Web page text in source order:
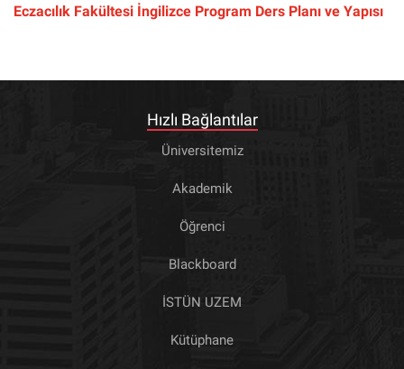
Eczacılık Fakültesi İngilizce Program Ders Planı ve Yapısı
Hızlı Bağlantılar
Üniversitemiz
Akademik
Öğrenci
Blackboard
İSTÜN UZEM
Kütüphane